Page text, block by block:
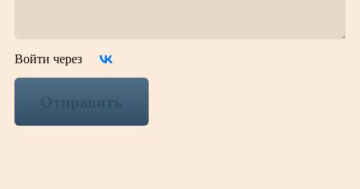
Войти через
Отправить